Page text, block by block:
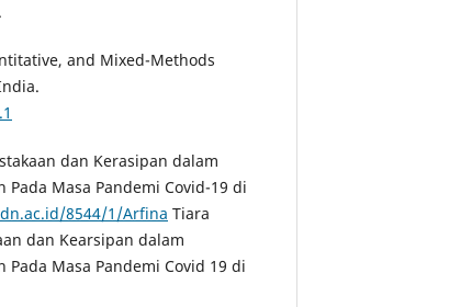
and Mixed-Methods
dan Kerasipan dalam
Masa Pandemi Covid-19 di
8544/1/Arfina Tiara
dan Kearsipan dalam
Masa Pandemi Covid 19 di